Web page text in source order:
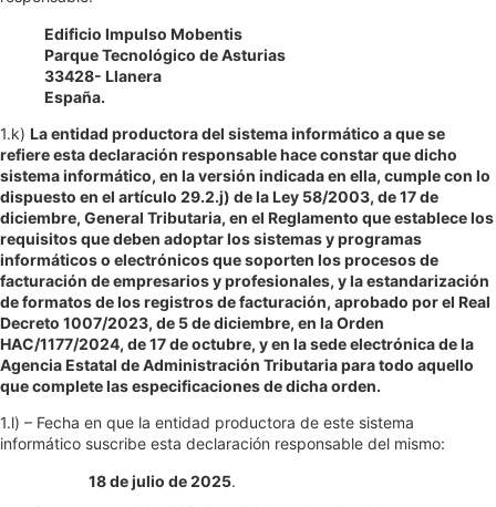
Edificio Impulso Mobentis
Parque Tecnológico de Asturias
33428- Llanera
España.
1.k) La entidad productora del sistema informático a que se
refiere esta declaración responsable hace constar que dicho
sistema informático, en la versión indicada en ella, cumple con lo
dispuesto en el artículo 29.2.j) de la Ley 58/2003, de 17 de
diciembre, General Tributaria, en el Reglamento que establece los
requisitos que deben adoptar los sistemas y programas
informáticos o electrónicos que soporten los procesos de
facturación de empresarios y profesionales, y la estandarización
de formatos de los registros de facturación, aprobado por el Real
Decreto 1007/2023, de 5 de diciembre, en la Orden
HAC/1177/2024, de 17 de octubre, y en la sede electrónica de la
Agencia Estatal de Administración Tributaria para todo aquello
que complete las especificaciones de dicha orden.
1.l) – Fecha en que la entidad productora de este sistema
informático suscribe esta declaración responsable del mismo:
18 de julio de 2025.